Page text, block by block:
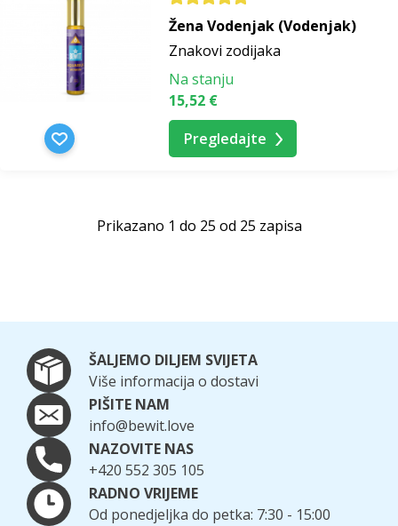
Žena Vodenjak (Vodenjak)
Znakovi zodijaka
Na stanju
15,52 €
Pregledajte
Prikazano 1 do 25 od 25 zapisa
ŠALJEMO DILJEM SVIJETA
Više informacija o dostavi
PIŠITE NAM
info@bewit.love
NAZOVITE NAS
+420 552 305 105
RADNO VRIJEME
Od ponedjeljka do petka: 7:30 - 15:00